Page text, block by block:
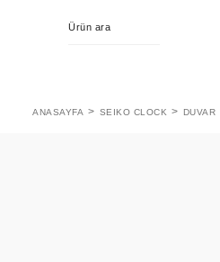
ANASAYFA SEIKO CLOCK DUVAR